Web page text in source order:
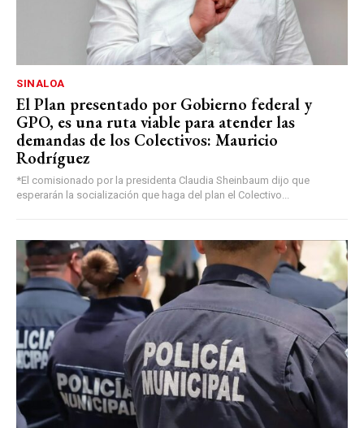
SINALOA
El Plan presentado por Gobierno federal y
GPO, es una ruta viable para atender las
demandas de los Colectivos: Mauricio
Rodríguez
*El comisionado por la presidenta Claudia Sheinbaum dijo que
esperarán la socialización que haga del plan el Colectivo...